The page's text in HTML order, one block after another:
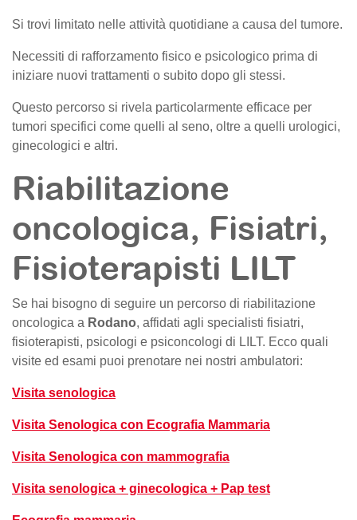
Si trovi limitato nelle attività quotidiane a causa del tumore.
Necessiti di rafforzamento fisico e psicologico prima di
iniziare nuovi trattamenti o subito dopo gli stessi.
Questo percorso si rivela particolarmente efficace per
tumori specifici come quelli al seno, oltre a quelli urologici,
ginecologici e altri.
Riabilitazione
oncologica, Fisiatri,
Fisioterapisti LILT
Se hai bisogno di seguire un percorso di riabilitazione
oncologica a Rodano, affidati agli specialisti fisiatri,
fisioterapisti, psicologi e psiconcologi di LILT. Ecco quali
visite ed esami puoi prenotare nei nostri ambulatori:
Visita senologica
Visita Senologica con Ecografia Mammaria
Visita Senologica con mammografia
Visita senologica + ginecologica + Pap test